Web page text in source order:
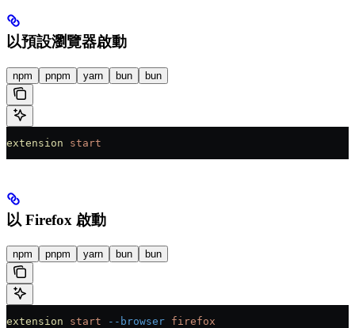
以預設瀏覽器啟動
npm pnpm yarn bun bun
extension start
以 Firefox 啟動
npm pnpm yarn bun bun
extension start --browser firefox